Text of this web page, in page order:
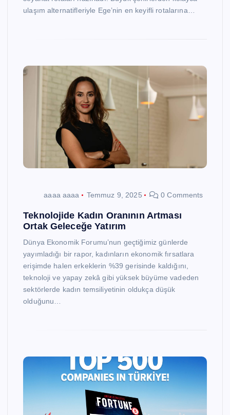
ulaşım alternatifleriyle Ege’nin en keyifli rotalarına…
aaaa aaaa Temmuz 9, 2025 0 Comments
Teknolojide Kadın Oranının Artması
Ortak Geleceğe Yatırım
Dünya Ekonomik Forumu’nun geçtiğimiz günlerde
yayımladığı bir rapor, kadınların ekonomik fırsatlara
erişimde halen erkeklerin %39 gerisinde kaldığını,
teknoloji ve yapay zekâ gibi yüksek büyüme vadeden
sektörlerde kadın temsiliyetinin oldukça düşük
olduğunu…